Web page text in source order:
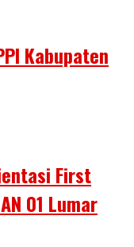
Kabupaten
First
01 Lumar